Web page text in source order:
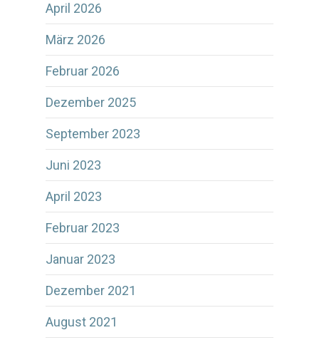
April 2026
März 2026
Februar 2026
Dezember 2025
September 2023
Juni 2023
April 2023
Februar 2023
Januar 2023
Dezember 2021
August 2021